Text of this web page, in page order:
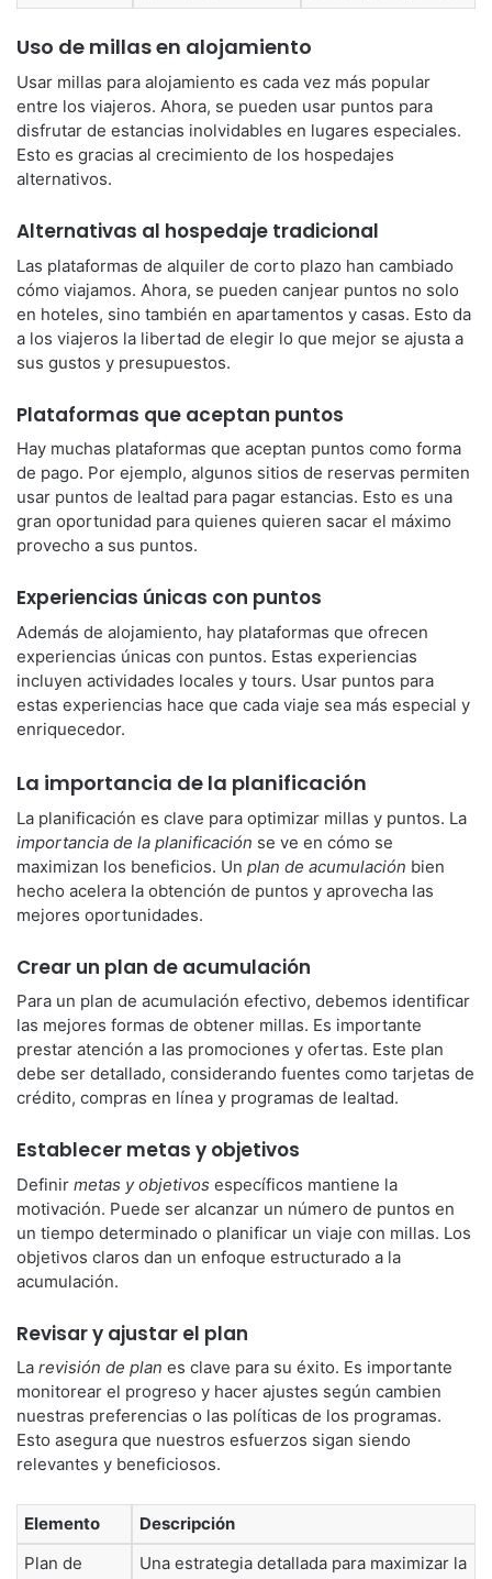
Uso de millas en alojamiento
Usar millas para alojamiento es cada vez más popular
entre los viajeros. Ahora, se pueden usar puntos para
disfrutar de estancias inolvidables en lugares especiales.
Esto es gracias al crecimiento de los hospedajes
alternativos.
Alternativas al hospedaje tradicional
Las plataformas de alquiler de corto plazo han cambiado
cómo viajamos. Ahora, se pueden canjear puntos no solo
en hoteles, sino también en apartamentos y casas. Esto da
a los viajeros la libertad de elegir lo que mejor se ajusta a
sus gustos y presupuestos.
Plataformas que aceptan puntos
Hay muchas plataformas que aceptan puntos como forma
de pago. Por ejemplo, algunos sitios de reservas permiten
usar puntos de lealtad para pagar estancias. Esto es una
gran oportunidad para quienes quieren sacar el máximo
provecho a sus puntos.
Experiencias únicas con puntos
Además de alojamiento, hay plataformas que ofrecen
experiencias únicas con puntos. Estas experiencias
incluyen actividades locales y tours. Usar puntos para
estas experiencias hace que cada viaje sea más especial y
enriquecedor.
La importancia de la planificación
La planificación es clave para optimizar millas y puntos. La
importancia de la planificación se ve en cómo se
maximizan los beneficios. Un plan de acumulación bien
hecho acelera la obtención de puntos y aprovecha las
mejores oportunidades.
Crear un plan de acumulación
Para un plan de acumulación efectivo, debemos identificar
las mejores formas de obtener millas. Es importante
prestar atención a las promociones y ofertas. Este plan
debe ser detallado, considerando fuentes como tarjetas de
crédito, compras en línea y programas de lealtad.
Establecer metas y objetivos
Definir metas y objetivos específicos mantiene la
motivación. Puede ser alcanzar un número de puntos en
un tiempo determinado o planificar un viaje con millas. Los
objetivos claros dan un enfoque estructurado a la
acumulación.
Revisar y ajustar el plan
La revisión de plan es clave para su éxito. Es importante
monitorear el progreso y hacer ajustes según cambien
nuestras preferencias o las políticas de los programas.
Esto asegura que nuestros esfuerzos sigan siendo
relevantes y beneficiosos.
Elemento
Descripción
Plan de
Una estrategia detallada para maximizar la